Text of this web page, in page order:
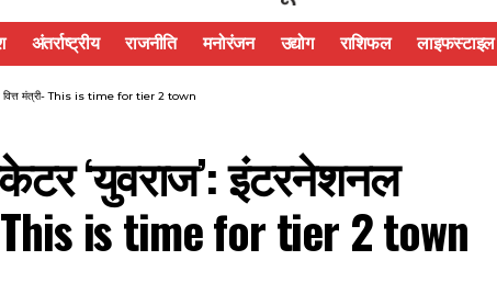
अंतर्राष्ट्रीय राजनीति मनोरंजन उद्योग राशिफल लाइफस्टाइल
वित्त मंत्री- This is time for tier 2 town
‘युवराज’: इंटरनेशनल
This is time for tier 2 town